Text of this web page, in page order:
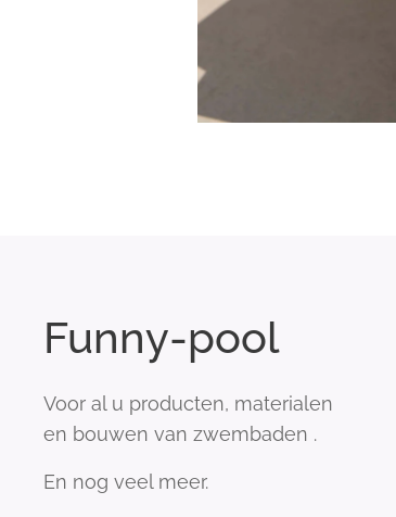
Funny-pool
Voor al u producten, materialen
en bouwen van zwembaden .
En nog veel meer.